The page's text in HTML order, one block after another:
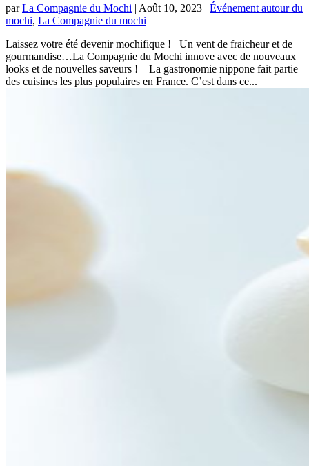
parLa Compagnie du Mochi | Août 10, 2023 | Événement autour du
mochi, La Compagnie du mochi
Laissez votre été devenir mochifique ! Un vent de fraicheur et de
gourmandise…La Compagnie du Mochi innove avec de nouveaux
looks et de nouvelles saveurs ! La gastronomie nippone fait partie
des cuisines les plus populaires en France. C’est dans ce...